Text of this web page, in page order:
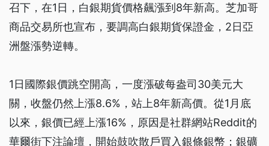
召下，在1日，白銀期貨價格飆漲到8年新高。芝加哥
商品交易所也宣布，要調高白銀期貨保證金，2日亞
洲盤漲勢逆轉。
1日國際銀價跳空開高，一度漲破每盎司30美元大
關，收盤仍然上漲8.6%，站上8年新高價。從1月底
以來，銀價已經上漲16%，原因是社群網站Reddit的
華爾街下注論壇，開始鼓吹散戶買入銀條銀幣；銀礦